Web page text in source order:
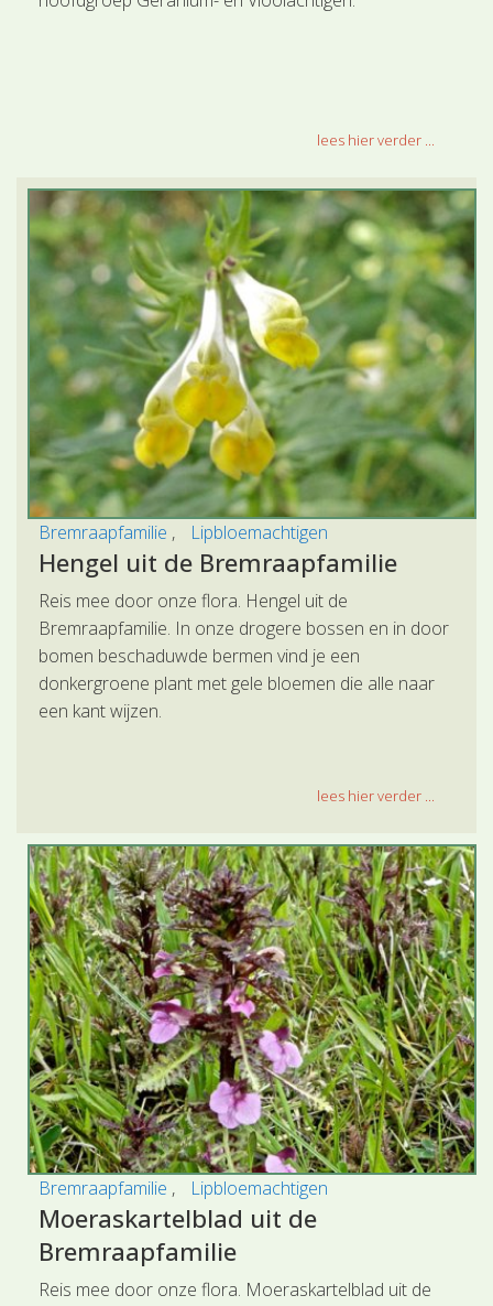
lees hier verder ...
Bremraapfamilie Lipbloemachtigen
Hengel uit de Bremraapfamilie
Reis mee door onze flora. Hengel uit de
Bremraapfamilie. In onze drogere bossen en in door
bomen beschaduwde bermen vind je een
donkergroene plant met gele bloemen die alle naar
een kant wijzen.
lees hier verder ...
Bremraapfamilie Lipbloemachtigen
Moeraskartelblad uit de
Bremraapfamilie
Reis mee door onze flora. Moeraskartelblad uit de